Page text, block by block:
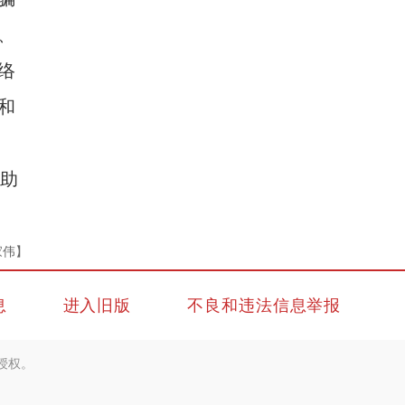
】
进入旧版 不良和违法信息举报
。